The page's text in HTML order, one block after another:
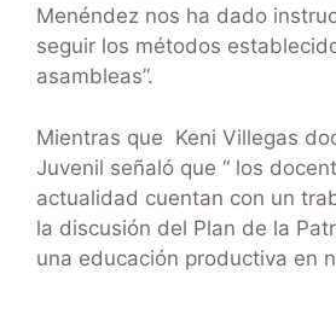
Menéndez nos ha dado
seguir los métodos
asambleas”.
Mientras que Keni Villegas
Juvenil señaló que “ los
actualidad cuentan con un
la discusión del Plan de la
una educación productiva en